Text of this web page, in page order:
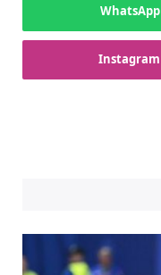
WhatsApp
Instagram